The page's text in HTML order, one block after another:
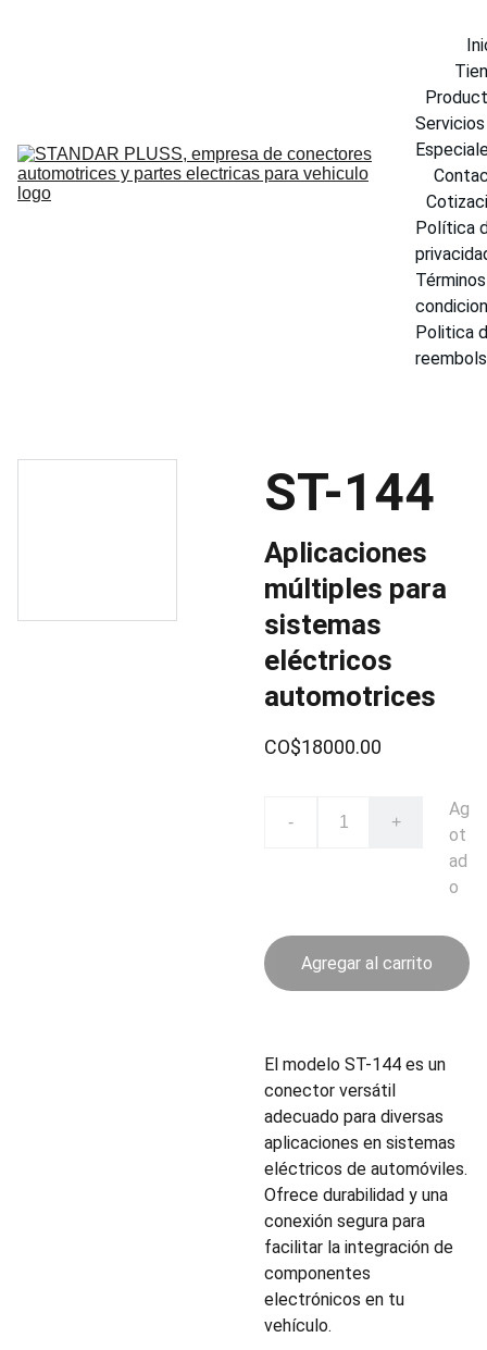
Servicios
Política
Politica
ST-144
Aplicaciones
múltiples para
sistemas
eléctricos
automotrices
CO$18000.00
- +
Ag
ot
ad
o
Agregar al carrito
El modelo ST-144 es un
conector versátil
adecuado para diversas
aplicaciones en sistemas
eléctricos de automóviles.
Ofrece durabilidad y una
conexión segura para
facilitar la integración de
componentes
electrónicos en tu
vehículo.